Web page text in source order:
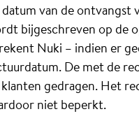
van de ontvangst
bijgeschreven op de
Nuki – indien er
De met de
gedragen. Het
niet beperkt.